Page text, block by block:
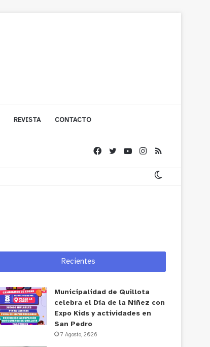
REVISTA CONTACTO
Recientes
Municipalidad de Quillota
celebra el Día de la Niñez con
Expo Kids y actividades en
San Pedro
7 Agosto, 2026